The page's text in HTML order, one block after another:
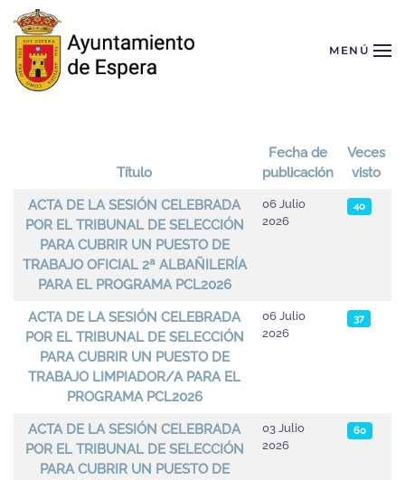
Skip to main content MENÚ
Artículos
Título
Fecha de
publicación
Veces
visto
ACTA DE LA SESIÓN CELEBRADA
POR EL TRIBUNAL DE SELECCIÓN
PARA CUBRIR UN PUESTO DE
TRABAJO OFICIAL 2ª ALBAÑILERÍA
PARA EL PROGRAMA PCL2026
06 Julio
2026
40
ACTA DE LA SESIÓN CELEBRADA
POR EL TRIBUNAL DE SELECCIÓN
PARA CUBRIR UN PUESTO DE
TRABAJO LIMPIADOR/A PARA EL
PROGRAMA PCL2026
06 Julio
2026
37
ACTA DE LA SESIÓN CELEBRADA
POR EL TRIBUNAL DE SELECCIÓN
PARA CUBRIR UN PUESTO DE
03 Julio
2026
60